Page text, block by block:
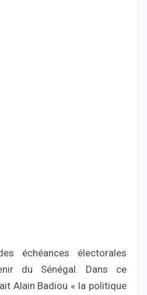
échéances électorales
du Sénégal. Dans ce
Alain Badiou « la politique